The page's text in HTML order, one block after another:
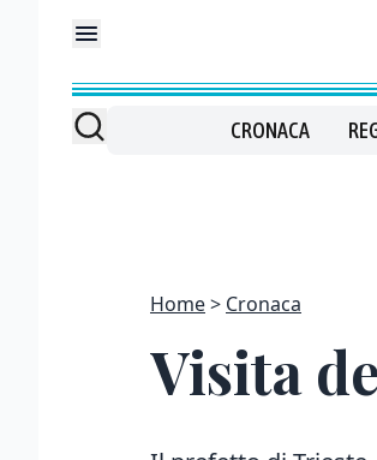
CRONACA
Home Cronaca
Visita